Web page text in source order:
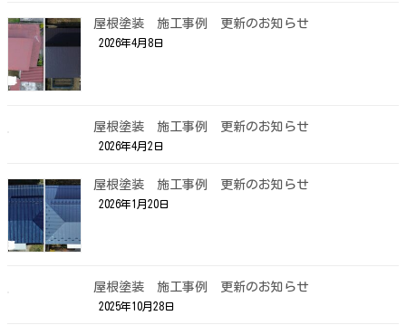
屋根塗装 施工事例 更新のお知らせ
2026年4月8日
屋根塗装 施工事例 更新のお知らせ
2026年4月2日
屋根塗装 施工事例 更新のお知らせ
2026年1月20日
屋根塗装 施工事例 更新のお知らせ
2025年10月28日